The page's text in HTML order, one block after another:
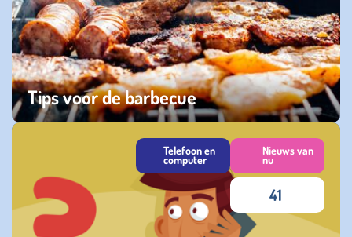
Tips voor de barbecue
vrijdag 08 augustus 2025
Telefoon en
computer
Nieuws van
nu
41